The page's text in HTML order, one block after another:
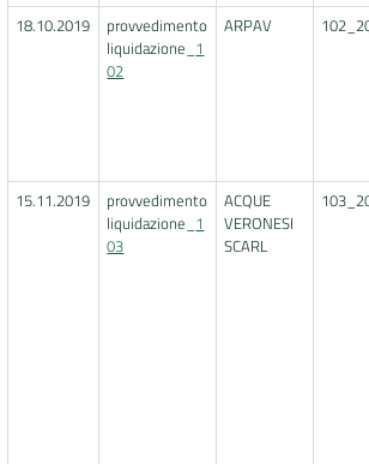
18.10.2019
provvedimento
liquidazione_ 1
02
ARPAV
15.11.2019
provvedimento
liquidazione_ 1
03
ACQUE
VERONESI
SCARL